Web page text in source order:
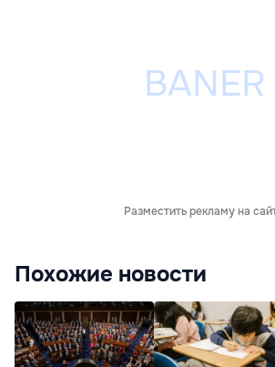
Разместить рекламу на
Похожие новости